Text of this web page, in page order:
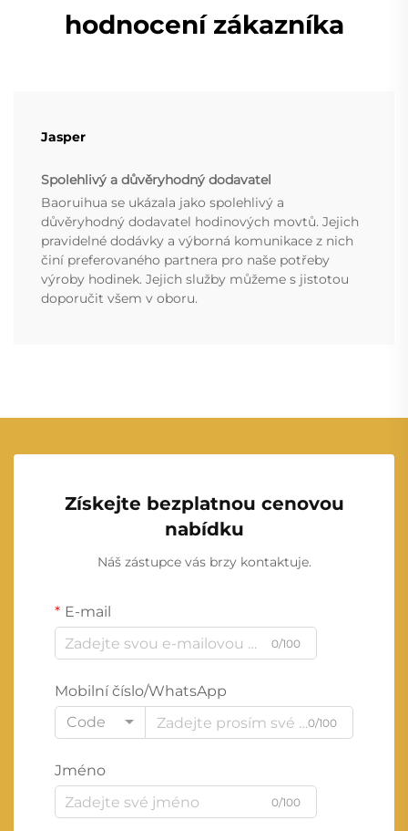
hodnocení zákazníka
Jasper
Spolehlivý a důvěryhodný dodavatel
Baoruihua se ukázala jako spolehlivý a
důvěryhodný dodavatel hodinových movtů. Jejich
pravidelné dodávky a výborná komunikace z nich
činí preferovaného partnera pro naše potřeby
výroby hodinek. Jejich služby můžeme s jistotou
doporučit všem v oboru.
Získejte bezplatnou cenovou
nabídku
Náš zástupce vás brzy kontaktuje.
E-mail
0/100
Mobilní číslo/WhatsApp
Code
0/100
Jméno
0/100